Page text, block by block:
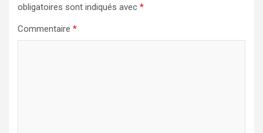
obligatoires sont indiqués avec *
Commentaire *